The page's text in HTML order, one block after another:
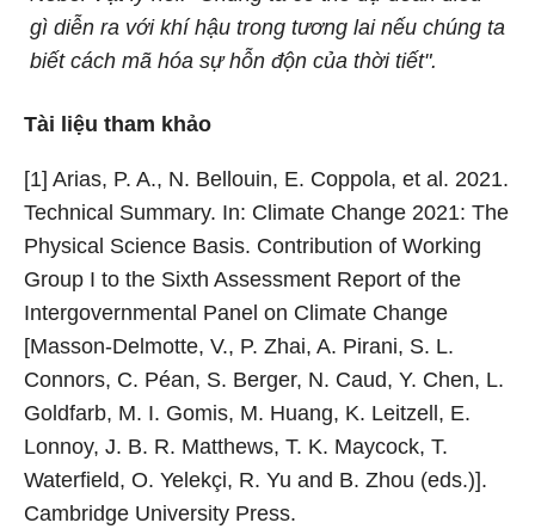
gì diễn ra với khí hậu trong tương lai nếu chúng ta
biết cách mã hóa sự hỗn độn của thời tiết".
Tài liệu tham khảo
[1] Arias, P. A., N. Bellouin, E. Coppola, et al. 2021.
Technical Summary. In: Climate Change 2021: The
Physical Science Basis. Contribution of Working
Group I to the Sixth Assessment Report of the
Intergovernmental Panel on Climate Change
[Masson-Delmotte, V., P. Zhai, A. Pirani, S. L.
Connors, C. Péan, S. Berger, N. Caud, Y. Chen, L.
Goldfarb, M. I. Gomis, M. Huang, K. Leitzell, E.
Lonnoy, J. B. R. Matthews, T. K. Maycock, T.
Waterfield, O. Yelekçi, R. Yu and B. Zhou (eds.)].
Cambridge University Press.